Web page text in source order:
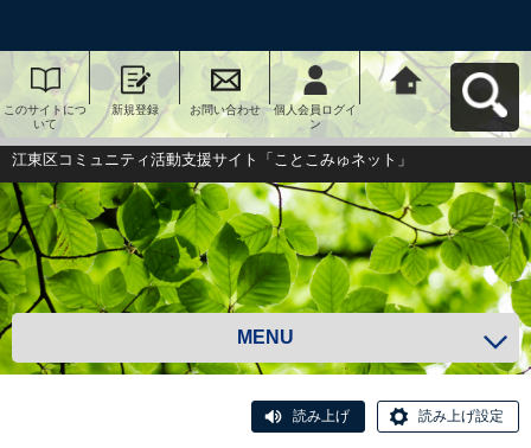
このサイトにつ
いて
新規登録 お問い合わせ
個人会員ログイ
ン
江東区コミュニ
ティ活動支援サ
イト「ことこみ
ゅネット」へ戻
る
江東区コミュニティ活動支援サイト「ことこみゅネット」
MENU
読み上げ 読み上げ設定